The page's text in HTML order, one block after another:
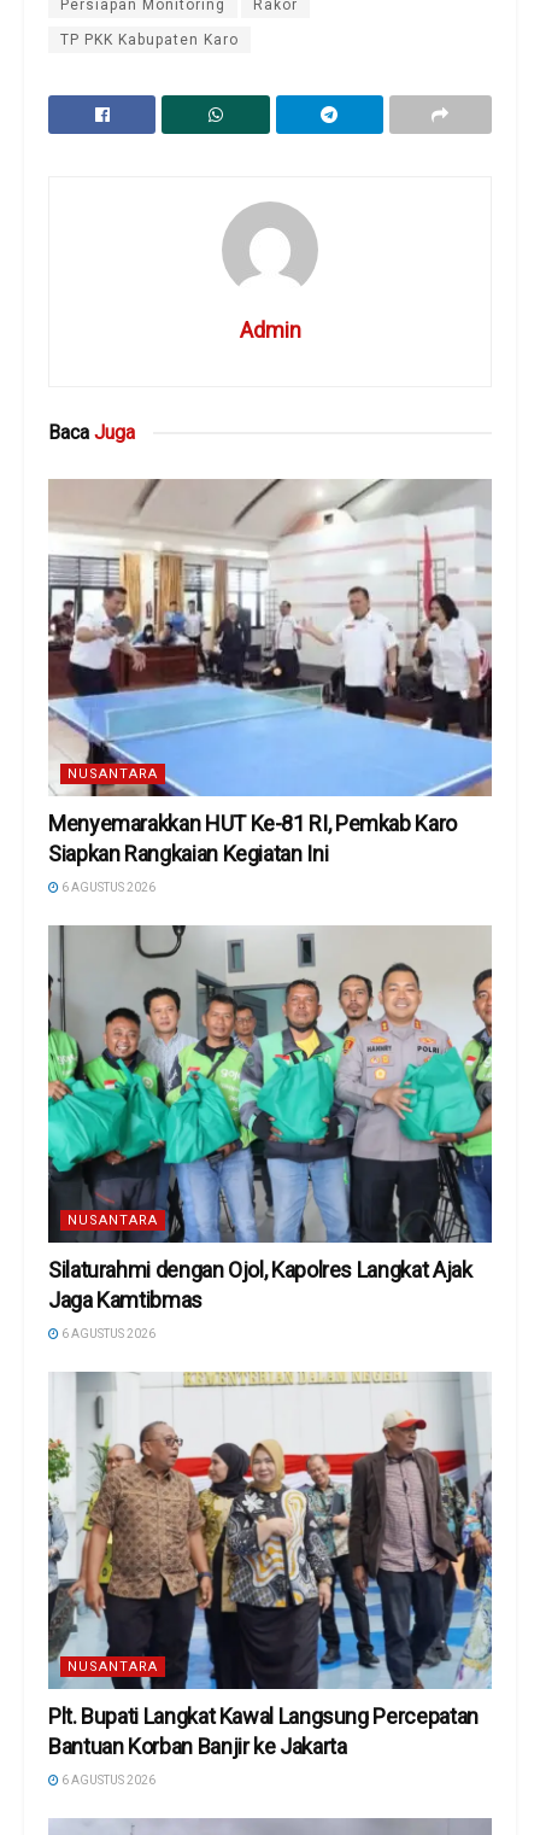
Persiapan Monitoring Rakor
TP PKK Kabupaten Karo
Admin
Baca Juga
NUSANTARA
Menyemarakkan HUT Ke-81 RI, Pemkab Karo
Siapkan Rangkaian Kegiatan Ini
6 AGUSTUS 2026
NUSANTARA
Silaturahmi dengan Ojol, Kapolres Langkat Ajak
Jaga Kamtibmas
6 AGUSTUS 2026
NUSANTARA
Plt. Bupati Langkat Kawal Langsung Percepatan
Bantuan Korban Banjir ke Jakarta
6 AGUSTUS 2026